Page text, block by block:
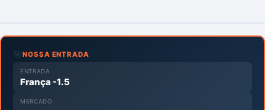
🎯NOSSA ENTRADA
ENTRADA
França -1.5
MERCADO